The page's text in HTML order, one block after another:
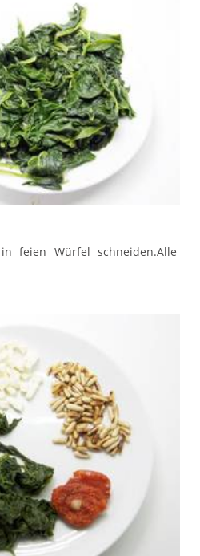
in feien Würfel schneiden.Alle